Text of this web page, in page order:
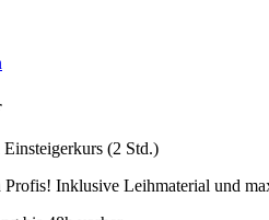
(2 Std.)
Inklusive Leihmaterial und